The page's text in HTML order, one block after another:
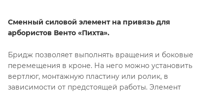
Сменный силовой элемент на привязь для
арбористов Венто «Пихта».
Бридж позволяет выполнять вращения и боковые
перемещения в кроне. На него можно установить
вертлюг, монтажную пластину или ролик, в
зависимости от предстоящей работы. Элемент